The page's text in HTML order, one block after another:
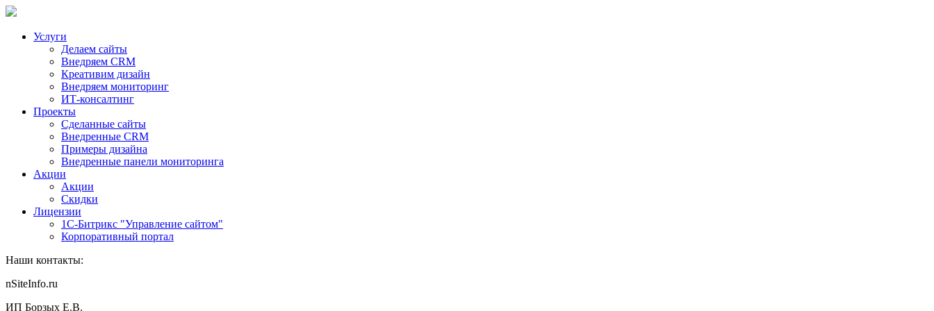
Услуги
Делаем сайты
Внедряем CRM
Креативим дизайн
Внедряем мониторинг
ИТ-консалтинг
Проекты
Сделанные сайты
Внедренные CRM
Примеры дизайна
Внедренные панели мониторинга
Акции
Акции
Скидки
Лицензии
1С-Битрикс "Управление сайтом"
Корпоративный портал
Наши контакты:
nSiteInfo.ru
ИП Борзых Е.В.